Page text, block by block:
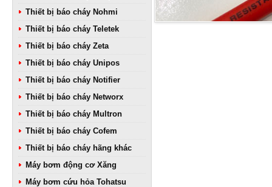
Thiết bị báo cháy Nohmi
Thiết bị báo cháy Teletek
Thiết bị báo cháy Zeta
Thiết bị báo cháy Unipos
Thiết bị báo cháy Notifier
Thiết bị báo cháy Networx
Thiết bị báo cháy Multron
Thiết bị báo cháy Cofem
Thiết bị báo cháy hãng khác
Máy bơm động cơ Xăng
Máy bơm cứu hỏa Tohatsu